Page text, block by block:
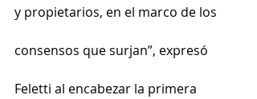
y propietarios, en el marco de los
consensos que surjan”, expresó
Feletti al encabezar la primera